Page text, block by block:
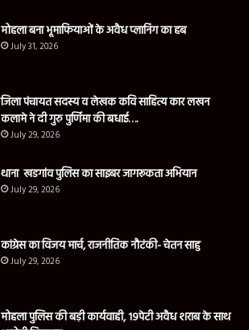
मोहला बना भूमाफियाओं के अवैध प्लानिंग का हब
July 31, 2026
जिला पंचायत सदस्य व लेखक कवि साहित्य कार लखन
कलामे ने दी गुरु पुर्णिमा की बधाई….
July 29, 2026
थाना खडगांव पुलिस का साइबर जागरूकता अभियान
July 29, 2026
कांग्रेस का विजय मार्च, राजनीतिक नौटंकी- चेतन साहु
July 29, 2026
मोहला पुलिस की बड़ी कार्यवाही, 19पेटी अवैध शराब के साथ